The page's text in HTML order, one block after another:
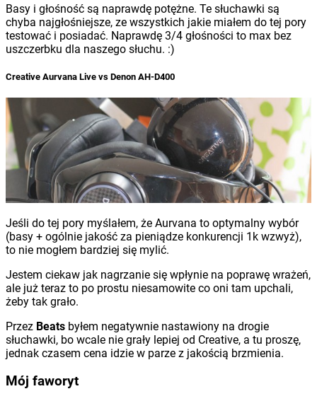
Basy i głośność są naprawdę potężne. Te słuchawki są
chyba najgłośniejsze, ze wszystkich jakie miałem do tej pory
testować i posiadać. Naprawdę 3/4 głośności to max bez
uszczerbku dla naszego słuchu. :)
Creative Aurvana Live vs Denon AH-D400
Jeśli do tej pory myślałem, że Aurvana to optymalny wybór
(basy + ogólnie jakość za pieniądze konkurencji 1k wzwyż),
to nie mogłem bardziej się mylić.
Jestem ciekaw jak nagrzanie się wpłynie na poprawę wrażeń,
ale już teraz to po prostu niesamowite co oni tam upchali,
żeby tak grało.
Przez Beats byłem negatywnie nastawiony na drogie
słuchawki, bo wcale nie grały lepiej od Creative, a tu proszę,
jednak czasem cena idzie w parze z jakością brzmienia.
Mój faworyt